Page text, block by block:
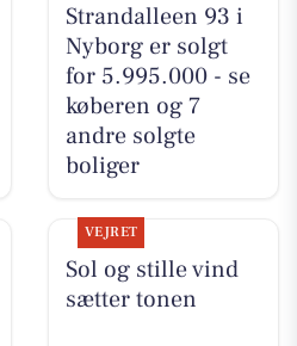
Strandalleen 93 i
Nyborg er solgt
for 5.995.000 - se
køberen og 7
andre solgte
boliger
VEJRET
Sol og stille vind
sætter tonen